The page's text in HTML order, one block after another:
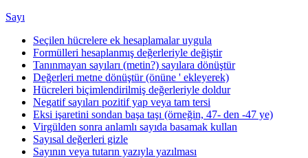
Sayı
Seçilen hücrelere ek hesaplamalar uygula
Formülleri hesaplanmış değerleriyle değiştir
Tanınmayan sayıları (metin?) sayılara dönüştür
Değerleri metne dönüştür (önüne ' ekleyerek)
Hücreleri biçimlendirilmiş değerleriyle doldur
Negatif sayıları pozitif yap veya tam tersi
Eksi işaretini sondan başa taşı (örneğin, 47- den -47 ye)
Virgülden sonra anlamlı sayıda basamak kullan
Sayısal değerleri gizle
Sayının veya tutarın yazıyla yazılması